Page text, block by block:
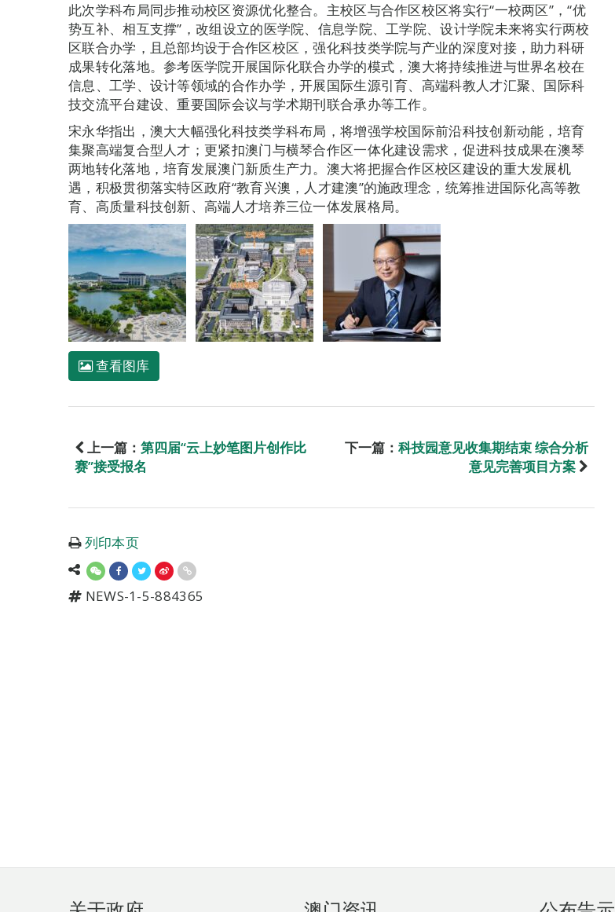
此次学科布局同步推动校区资源优化整合。主校区与合作区校区将实行“一校两区”，“优
势互补、相互支撑”，改组设立的医学院、信息学院、工学院、设计学院未来将实行两校
区联合办学，且总部均设于合作区校区，强化科技类学院与产业的深度对接，助力科研
成果转化落地。参考医学院开展国际化联合办学的模式，澳大将持续推进与世界名校在
信息、工学、设计等领域的合作办学，开展国际生源引育、高端科教人才汇聚、国际科
技交流平台建设、重要国际会议与学术期刊联合承办等工作。
宋永华指出，澳大大幅强化科技类学科布局，将增强学校国际前沿科技创新动能，培育
集聚高端复合型人才；更紧扣澳门与横琴合作区一体化建设需求，促进科技成果在澳琴
两地转化落地，培育发展澳门新质生产力。澳大将把握合作区校区建设的重大发展机
遇，积极贯彻落实特区政府“教育兴澳，人才建澳”的施政理念，统筹推进国际化高等教
育、高质量科技创新、高端人才培养三位一体发展格局。
查看图库
上一篇： 第四届“云上妙笔图片创作比
赛”接受报名
下一篇： 科技园意见收集期结束 综合分析
意见完善项目方案
列印本页
NEWS-1-5-884365
页